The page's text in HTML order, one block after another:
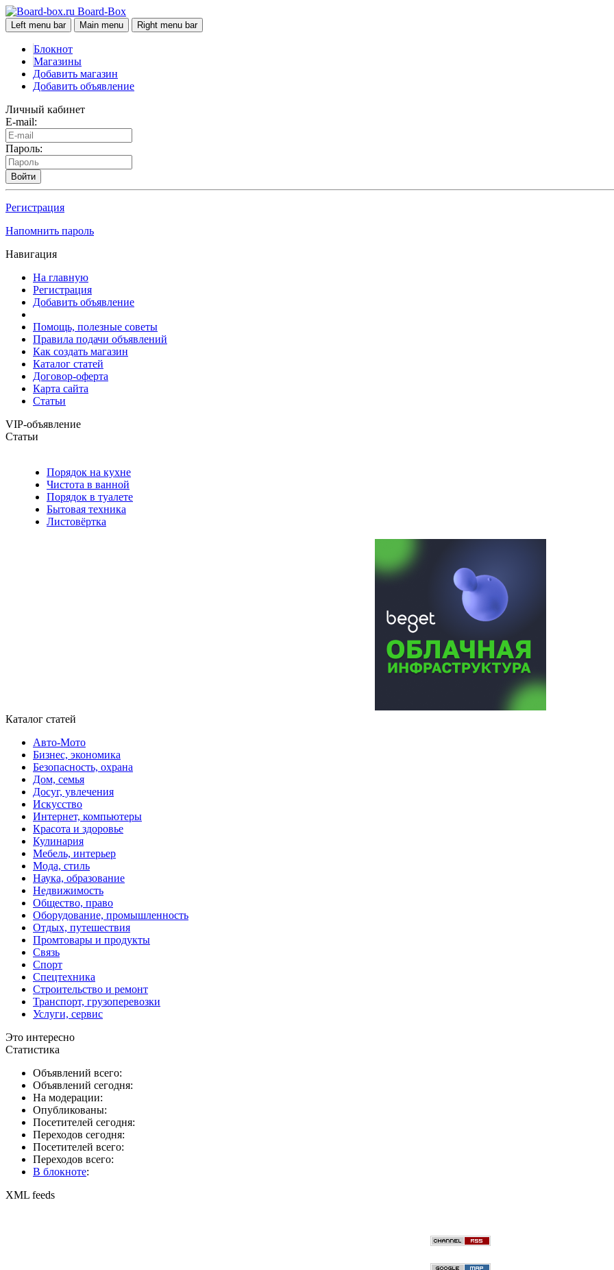
Board-Box
Left menu bar Main menu Right menu bar
Блокнот
Магазины
Добавить магазин
Добавить объявление
Личный кабинет
E-mail:
Пароль:
Войти
Регистрация
Напомнить пароль
Навигация
На главную
Регистрация
Добавить объявление
Помощь, полезные советы
Правила подачи объявлений
Как создать магазин
Каталог статей
Договор-оферта
Карта сайта
Статьи
VIP-объявление
Статьи
Порядок на кухне
Чистота в ванной
Порядок в туалете
Бытовая техника
Листовёртка
Каталог статей
Авто-Мото
Бизнес, экономика
Безопасность, охрана
Дом, семья
Досуг, увлечения
Искусство
Интернет, компьютеры
Красота и здоровье
Кулинария
Мебель, интерьер
Мода, стиль
Наука, образование
Недвижимость
Общество, право
Оборудование, промышленность
Отдых, путешествия
Промтовары и продукты
Связь
Спорт
Спецтехника
Строительство и ремонт
Транспорт, грузоперевозки
Услуги, сервис
Это интересно
Статистика
Объявлений всего:
Объявлений сегодня:
На модерации:
Опубликованы:
Посетителей сегодня:
Переходов сегодня:
Посетителей всего:
Переходов всего:
В блокноте:
XML feeds